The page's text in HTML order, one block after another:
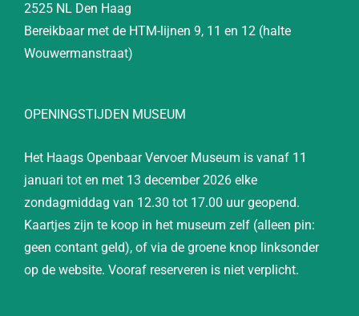
2525 NL Den Haag
Bereikbaar met de HTM-lijnen 9, 11 en 12 (halte
Wouwermanstraat)
OPENINGSTIJDEN MUSEUM
Het Haags Openbaar Vervoer Museum is vanaf 11
januari tot en met 13 december 2026 elke
zondagmiddag van 12.30 tot 17.00 uur geopend.
Kaartjes zijn te koop in het museum zelf (alleen pin:
geen contant geld), of via de groene knop linksonder
op de website. Vooraf reserveren is niet verplicht.